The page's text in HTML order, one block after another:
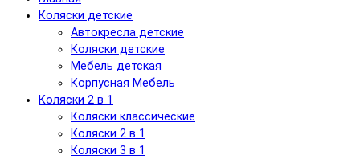
Коляски детские
Автокресла детские
Коляски детские
Мебель детская
Корпусная Мебель
Коляски 2 в 1
Коляски классические
Коляски 2 в 1
Коляски 3 в 1